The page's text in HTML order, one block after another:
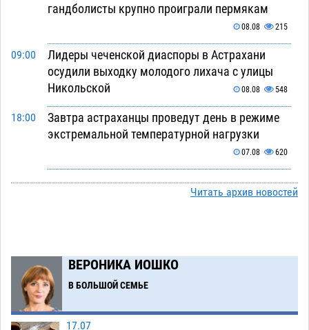
гандболисты крупно проиграли пермякам
08.08 215
09:00
Лидеры чеченской диаспоры в Астрахани
осудили выходку молодого лихача с улицы
Никольской
08.08 548
18:00
Завтра астраханцы проведут день в режиме
экстремальной температурной нагрузки
07.08 620
17:09
Астраханский котлован с мусором угрожает
плодородию Харабалинского района
коммунальную готовность астраханского
земельного массива для льготников
15:28 Тяга к сверхскоростям обошлась
Читать архив новостей
ВЕРОНИКА ИОШКО
В БОЛЬШОЙ СЕМЬЕ
17.07